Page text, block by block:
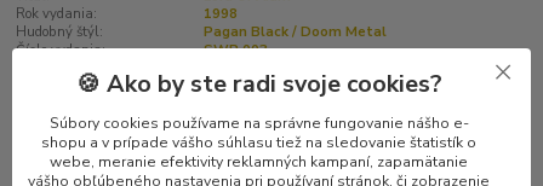
Rok vydania:
1998
Hudobný štýl:
Pagan Black / Doom Metal
Číslo vydania:
SWP 003
Kompletné špecifikácie
Hodnotenie 0
🍪 Ako by ste radi svoje cookies?
Súbory cookies používame na správne fungovanie nášho e-
shopu a v prípade vášho súhlasu tiež na sledovanie štatistík o
webe, meranie efektivity reklamných kampaní, zapamätanie
vášho obľúbeného nastavenia pri používaní stránok, či zobrazenie